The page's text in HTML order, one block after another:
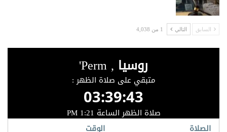
السابق التالي 1 من 4,038